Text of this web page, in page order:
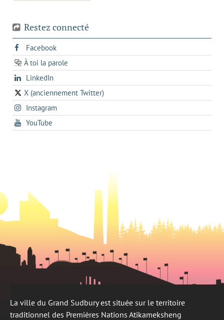
Restez connecté
Facebooks'ouvre
dans
un
onglet
À toi la parole
opens
in
a
new
tab
LinkedInopens
in
a
new
X (anciennement Twitter)
s'ouvre
dans
un
nouvel
Instagrams'ouvre
dans
un
YouTube
dans
La ville du Grand Sudbury est située sur le territoire
traditionnel des Premières Nations Atikameksheng